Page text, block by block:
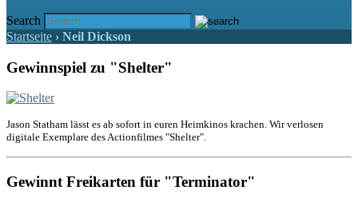
Search
Startseite › Neil Dickson
Gewinnspiel zu "Shelter"
Jason Statham lässt es ab sofort in euren Heimkinos krachen. Wir verlosen
digitale Exemplare des Actionfilmes "Shelter".
Gewinnt Freikarten für "Terminator"